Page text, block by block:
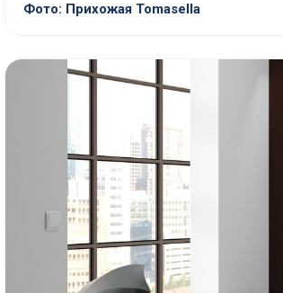
Фото: Прихожая Tomasella